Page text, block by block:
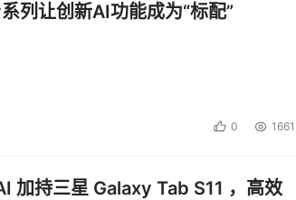
列让创新AI功能成为“标配”
0 1661
加持三星 Galaxy Tab S11 ，高效